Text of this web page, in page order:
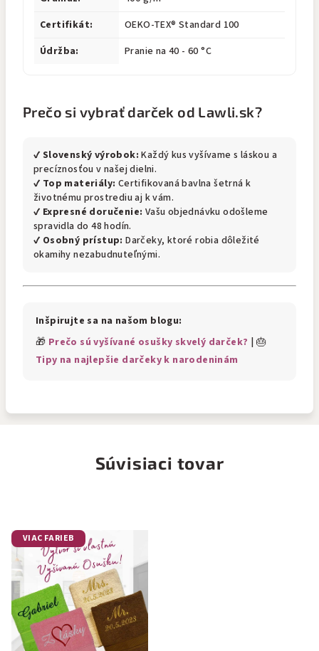
Certifikát:
OEKO-TEX® Standard 100
Údržba:
Pranie na 40 - 60 °C
Prečo si vybrať darček od Lawli.sk?
✔ Slovenský výrobok: Každý kus vyšívame s láskou a
precíznosťou v našej dielni.
✔ Top materiály: Certifikovaná bavlna šetrná k
životnému prostrediu aj k vám.
✔ Expresné doručenie: Vašu objednávku odošleme
spravidla do 48 hodín.
✔ Osobný prístup: Darčeky, ktoré robia dôležité
okamihy nezabudnuteľnými.
Inšpirujte sa na našom blogu:
🎁 Prečo sú vyšívané osušky skvelý darček? | 🎂
Tipy na najlepšie darčeky k narodeninám
Súvisiaci tovar
VIAC FARIEB